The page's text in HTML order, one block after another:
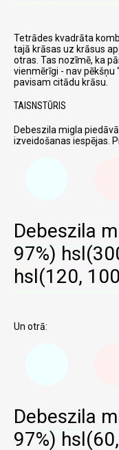
Tetrādes kvadrāta
tajā krāsas uz krāsus
otras. Tas nozīmē, ka
vienmērīgi - nav pēkšņu
pavisam citādu krāsu.
TAISNSTŪRIS
Debeszila migla
izveidošanas iespējas.
Debeszila
97%)
hsl(120,
Un otrā:
Debeszila
97%)